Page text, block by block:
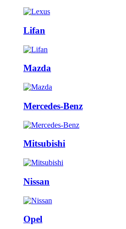
Lifan
Mazda
Mercedes-Benz
Mitsubishi
Nissan
Opel